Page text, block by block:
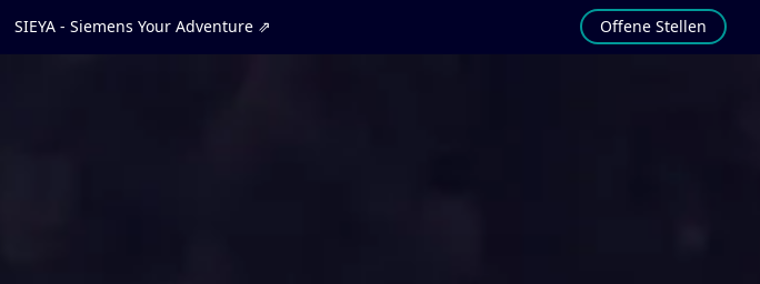
SIEYA - Siemens Your Adventure ⇗ Offene Stellen